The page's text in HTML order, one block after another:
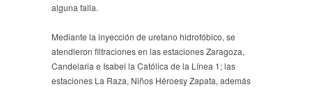
alguna falla.
Mediante la inyección de uretano hidrofóbico, se
atendieron filtraciones en las estaciones Zaragoza,
Candelaria e Isabel la Católica de la Línea 1; las
estaciones La Raza, Niños Héroesy Zapata, además